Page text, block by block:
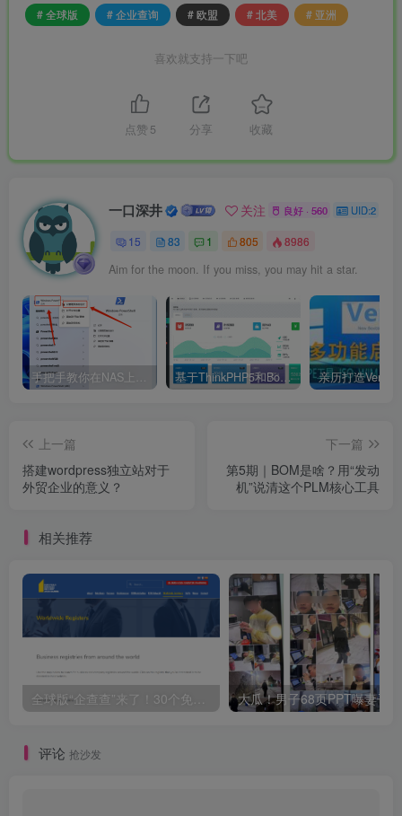
# 全球版
# 企业查询 # 欧盟 # 北美 # 亚洲
喜欢就支持一下吧
点赞 5 分享 收藏
一口深井 关注 良好 · 560 UID:2
15 83 1 805 8986
Aim for the moon. If you miss, you may hit a star.
手把手教你在NAS上搭建KMS服务器，免费永久激活Windows及Office！建议收藏手把手教你在NAS上搭建KMS服务器，免费永久激活Windows及Office！建议收藏 基于ThinkPHP5和Bootstrap的极速后台开发框架！-FastAdminA fast backend development framework based on ThinkPHP5 and Bootstrap- FastAdmin
上一篇
搭建wordpress独立站对于
外贸企业的意义？
下一篇
第5期｜BOM是啥？用“发动
机”说清这个PLM核心工具
相关推荐
评论 抢沙发